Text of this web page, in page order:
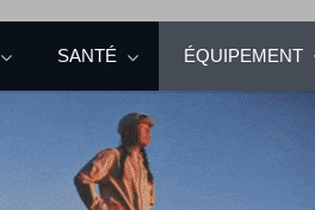
SANTÉ ÉQUIPEMENT